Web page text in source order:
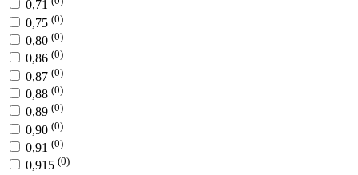
0,71
0,75 (0)
0,80 (0)
0,86 (0)
0,87 (0)
0,88 (0)
0,89 (0)
0,90 (0)
0,91 (0)
0,915 (0)